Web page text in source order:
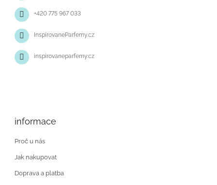
+420 775 967 033
InspirovaneParfemy.cz
inspirovaneparfemy.cz
informace
Proč u nás
Jak nakupovat
Doprava a platba